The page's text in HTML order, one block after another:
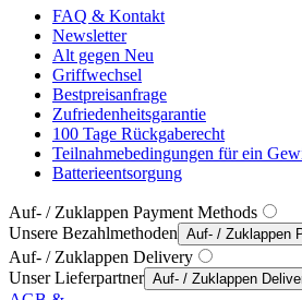
FAQ & Kontakt
Newsletter
Alt gegen Neu
Griffwechsel
Bestpreisanfrage
Zufriedenheitsgarantie
100 Tage Rückgaberecht
Teilnahmebedingungen für ein
Batterieentsorgung
Auf- / Zuklappen Payment Methods
Unsere Bezahlmethoden Auf- / Zuklappen
Auf- / Zuklappen Delivery
Unser Lieferpartner Auf- / Zuklappen